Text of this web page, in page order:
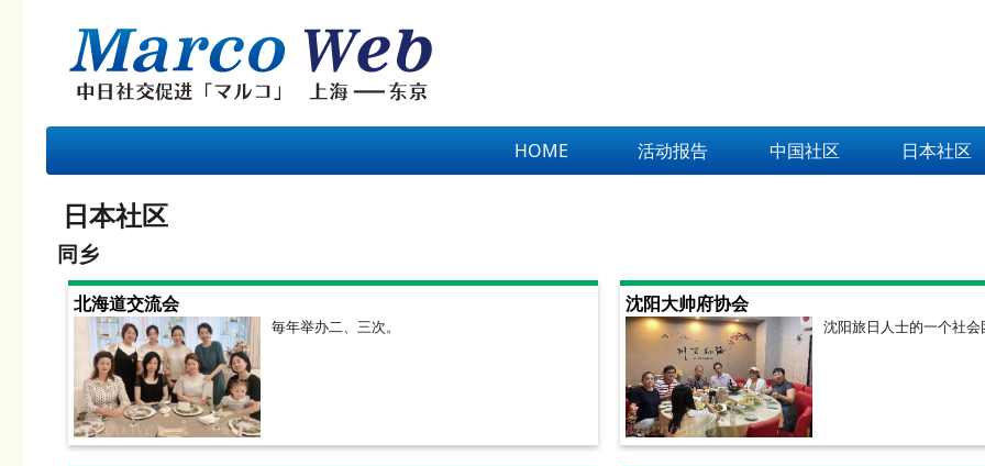
HOME 活动报告 中国社区 日本社区
日本社区
同乡
北海道交流会
毎年举办二、三次。
沈阳大帅府协会
沈阳旅日人士的一个社